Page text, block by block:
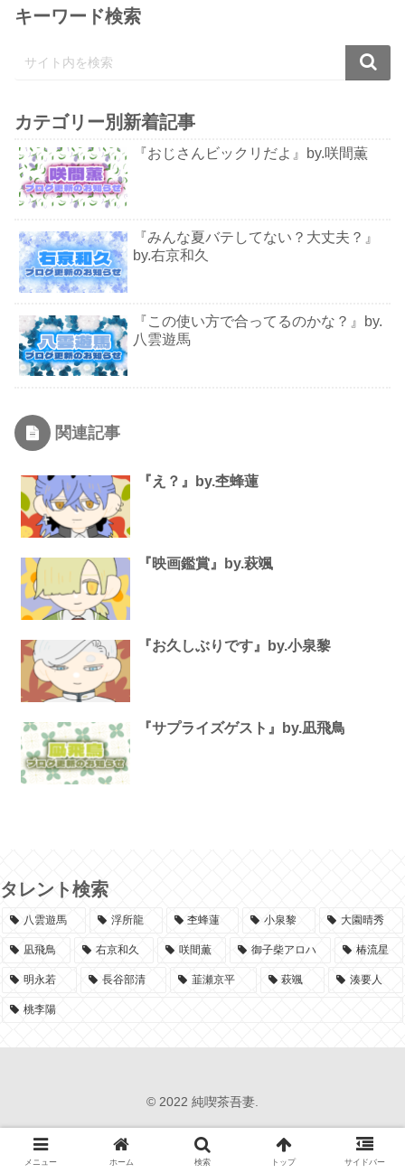
キーワード検索
カテゴリー別新着記事
『おじさんビックリだよ』by.咲間薫
『みんな夏バテしてない？大丈夫？』
by.右京和久
『この使い方で合ってるのかな？』by.
八雲遊馬
関連記事
『え？』by.杢蜂蓮
『映画鑑賞』by.萩颯
『お久しぶりです』by.小泉黎
『サプライズゲスト』by.凪飛鳥
タレント検索
八雲遊馬 浮所龍 杢蜂蓮 小泉黎 大園晴秀
凪飛鳥 右京和久 咲間薫 御子柴アロハ 椿流星
明永若 長谷部清 韮瀬京平 萩颯 湊要人
桃李陽
© 2022 純喫茶吾妻.
メニュー ホーム 検索 トップ サイドバー